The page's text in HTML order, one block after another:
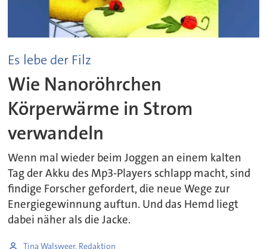
Es lebe der Filz
Wie Nanoröhrchen
Körperwärme in Strom
verwandeln
Wenn mal wieder beim Joggen an einem kalten
Tag der Akku des Mp3-Players schlapp macht, sind
findige Forscher gefordert, die neue Wege zur
Energiegewinnung auftun. Und das Hemd liegt
dabei näher als die Jacke.
Tina Walsweer, Redaktion